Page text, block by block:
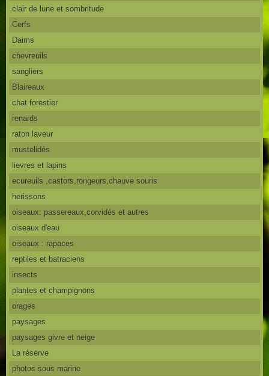
clair de lune et sombritude
Cerfs
Daims
chevreuils
sangliers
Blaireaux
chat forestier
renards
raton laveur
mustelidés
lievres et lapins
ecureuils ,castors,rongeurs,chauve souris
herissons
oiseaux: passereaux,corvidés et autres
oiseaux d'eau
oiseaux : rapaces
reptiles et batraciens
insects
plantes et champignons
orages
paysages
paysages givre et neige
La réserve
photos sous marine